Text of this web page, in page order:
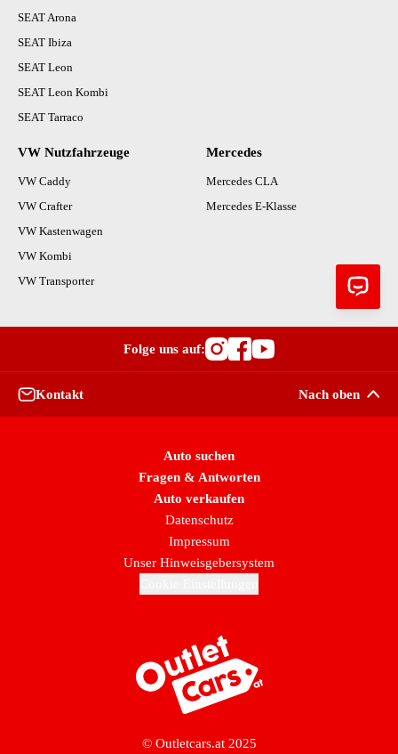
SEAT Arona
SEAT Ibiza
SEAT Leon
SEAT Leon Kombi
SEAT Tarraco
VW Nutzfahrzeuge
VW Caddy
VW Crafter
VW Kastenwagen
VW Kombi
VW Transporter
Mercedes
Mercedes CLA
Mercedes E-Klasse
Folge uns auf:
Besuche
Besuche
Besuche
Kontakt Nach oben
Auto suchen
Fragen & Antworten
Auto verkaufen
Datenschutz
Impressum
Unser Hinweisgebersystem
Zur Startseite
© Outletcars.at 2025